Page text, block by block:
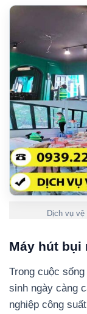
Dịch vụ vệ
Máy hút
Trong cuộc
sinh ngày càng
nghiệp công